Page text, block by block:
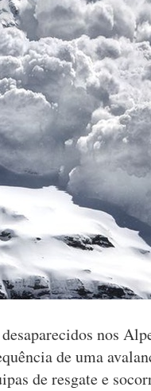
nos
de uma
de resgate e